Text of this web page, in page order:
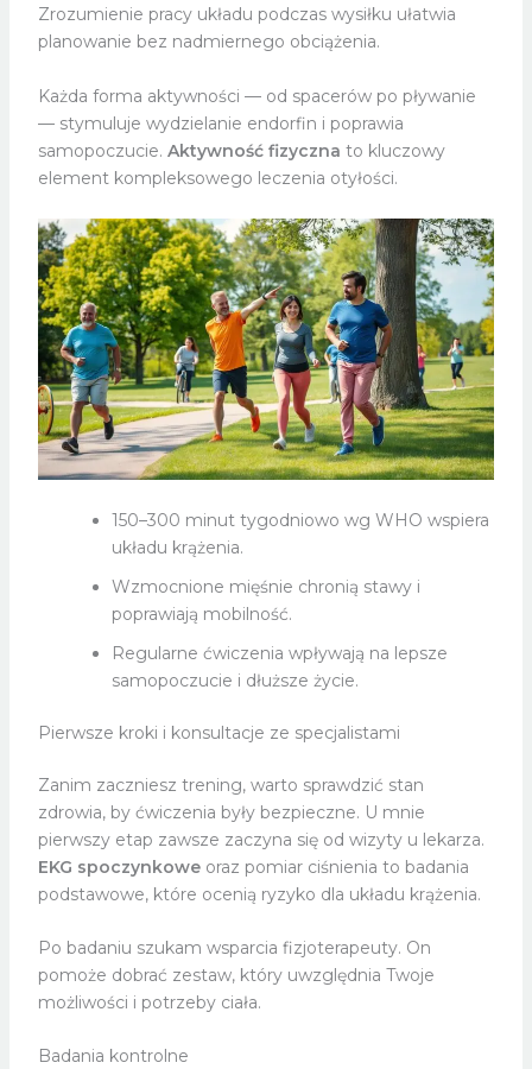
Zrozumienie pracy układu podczas wysiłku ułatwia
planowanie bez nadmiernego obciążenia.
Każda forma aktywności — od spacerów po pływanie
— stymuluje wydzielanie endorfin i poprawia
samopoczucie. Aktywność fizyczna to kluczowy
element kompleksowego leczenia otyłości.
150–300 minut tygodniowo wg WHO wspiera
układu krążenia.
Wzmocnione mięśnie chronią stawy i
poprawiają mobilność.
Regularne ćwiczenia wpływają na lepsze
samopoczucie i dłuższe życie.
Pierwsze kroki i konsultacje ze specjalistami
Zanim zaczniesz trening, warto sprawdzić stan
zdrowia, by ćwiczenia były bezpieczne. U mnie
pierwszy etap zawsze zaczyna się od wizyty u lekarza.
EKG spoczynkoweoraz pomiar ciśnienia to badania
podstawowe, które ocenią ryzyko dla układu krążenia.
Po badaniu szukam wsparcia fizjoterapeuty. On
pomoże dobrać zestaw, który uwzględnia Twoje
możliwości i potrzeby ciała.
Badania kontrolne